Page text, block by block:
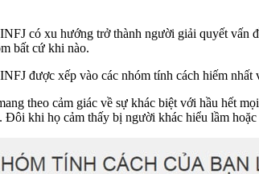
có xu hướng trở thành người giải quyết vấn
bất cứ khi nào.
được xếp vào các nhóm tính cách hiếm
theo cảm giác về sự khác biệt với hầu hết
khi họ cảm thấy bị người khác hiểu lầm